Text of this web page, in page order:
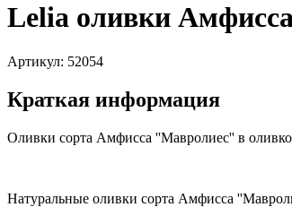
Lelia оливки
Артикул: 52054
Краткая информация
Оливки сорта Aмфисса ''Мавролиес'' в
Натуральные оливки сорта Амфисса